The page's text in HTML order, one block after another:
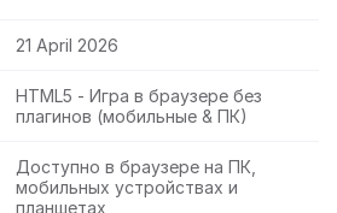
21 April 2026
HTML5 - Игра в браузере без
плагинов (мобильные & ПК)
Доступно в браузере на ПК,
мобильных устройствах и
планшетах